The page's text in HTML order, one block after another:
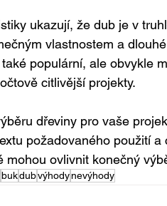
ukazují, že dub je v
vlastnostem a
populární, ale obvykle
citlivější projekty.
dřeviny pro vaše
požadovaného použití
mohou ovlivnit konečný
bukdubvýhodynevýhody